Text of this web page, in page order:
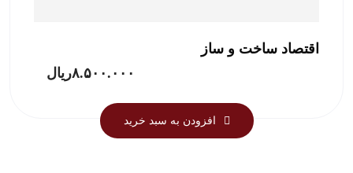
اقتصاد ساخت و ساز
۸.۵۰۰.۰۰۰ریال
افزودن به سبد خرید